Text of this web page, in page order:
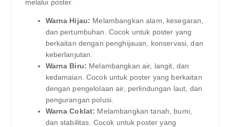
melalui poster.
Warna Hijau: Melambangkan alam, kesegaran,
dan pertumbuhan. Cocok untuk poster yang
berkaitan dengan penghijauan, konservasi, dan
keberlanjutan.
Warna Biru: Melambangkan air, langit, dan
kedamaian. Cocok untuk poster yang berkaitan
dengan pengelolaan air, perlindungan laut, dan
pengurangan polusi.
Warna Coklat: Melambangkan tanah, bumi,
dan stabilitas. Cocok untuk poster yang